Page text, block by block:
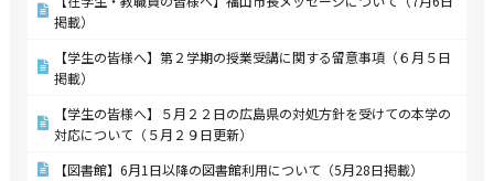
掲載）
【学生の皆様へ】第２学期の授業受講に関する留意事項（６月５日
掲載）
【学生の皆様へ】５月２２日の広島県の対処方針を受けての本学の
対応について（５月２９日更新）
【図書館】6月1日以降の図書館利用について（5月28日掲載）